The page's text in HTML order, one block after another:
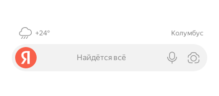
+24° Колумбус
Найдётся всё